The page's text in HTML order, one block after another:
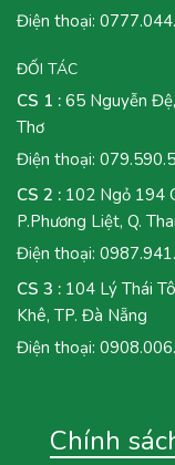
Điện thoại:
ĐỐI TÁC
CS 1 : 65 Nguyễn
Thơ
Điện thoại:
CS 2 : 102 Ngỏ 194
P.Phương Liệt, Q.
Điện thoại:
CS 3 : 104 Lý Thái
Khê, TP. Đà Nẵng
Điện thoại:
Chính